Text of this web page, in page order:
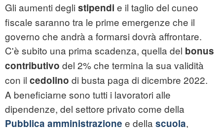
Gli aumenti degli stipendi e il taglio del cuneo
fiscale saranno tra le prime emergenze che il
governo che andrà a formarsi dovrà affrontare.
C'è subito una prima scadenza, quella del bonus
contributivo del 2% che termina la sua validità
con il cedolino di busta paga di dicembre 2022.
A beneficiarne sono tutti i lavoratori alle
dipendenze, del settore privato come della
Pubblica amministrazione e della scuola,